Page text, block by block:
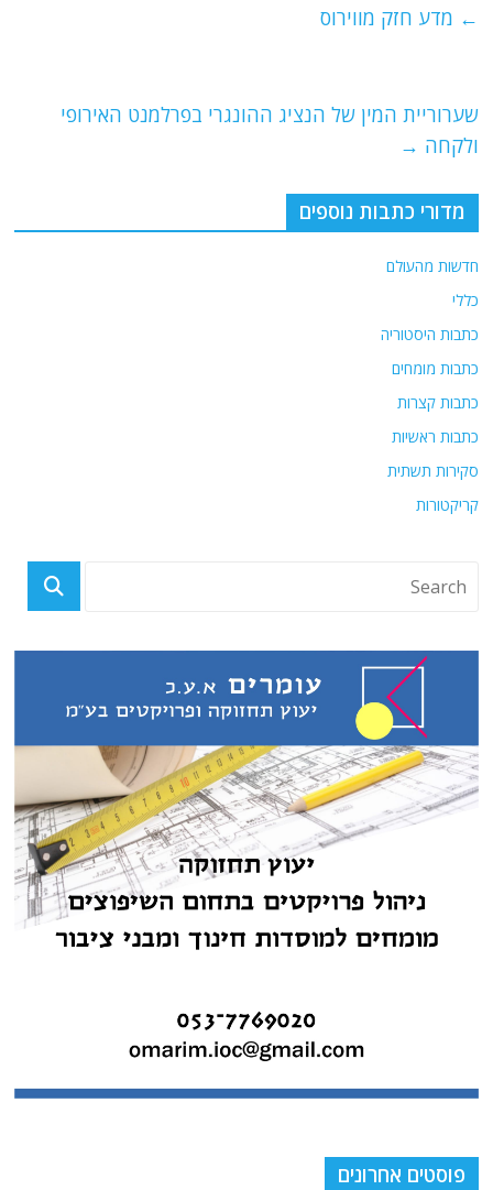
s
p
g
l
o
← מדע חזק מווירוס
שערוריית המין של הנציג ההונגרי בפרלמנט האירופי
ולקחה →
מדורי כתבות נוספים
חדשות מהעולם
כללי
כתבות היסטוריה
כתבות מומחים
כתבות קצרות
כתבות ראשיות
סקירות תשתית
קריקטורות
פוסטים אחרונים